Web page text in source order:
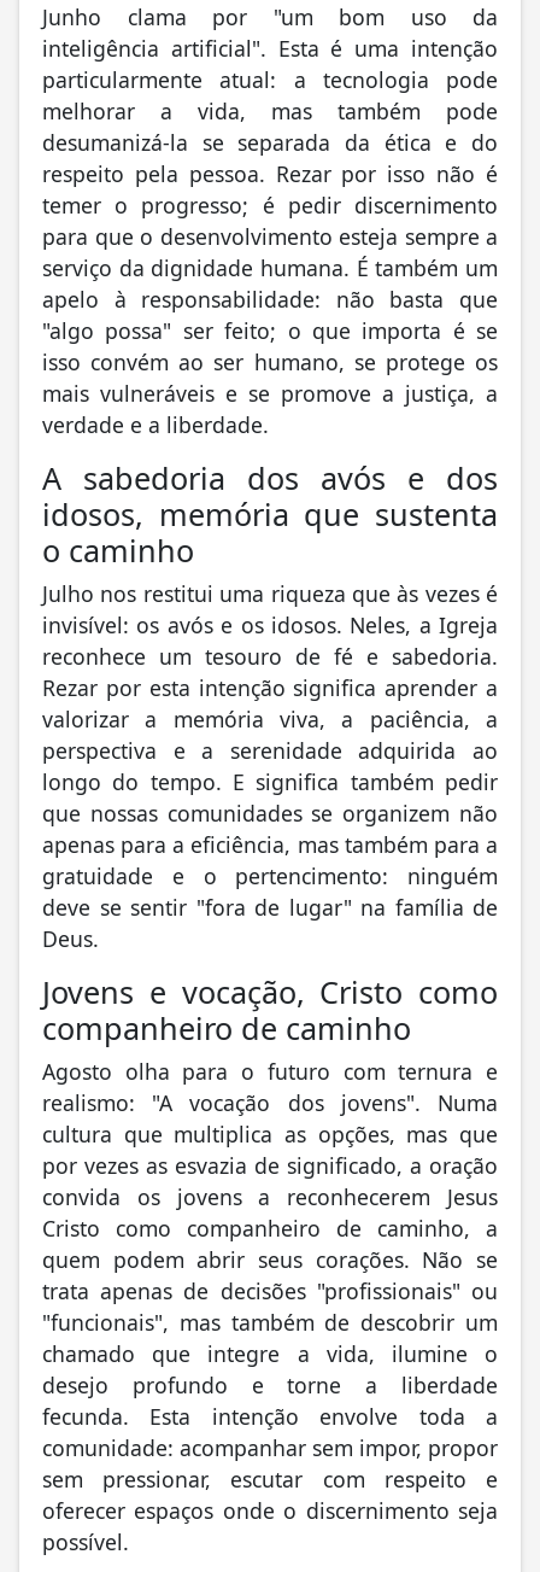
Junho clama por "um bom uso da
inteligência artificial". Esta é uma intenção
particularmente atual: a tecnologia pode
melhorar a vida, mas também pode
desumanizá-la se separada da ética e do
respeito pela pessoa. Rezar por isso não é
temer o progresso; é pedir discernimento
para que o desenvolvimento esteja sempre a
serviço da dignidade humana. É também um
apelo à responsabilidade: não basta que
"algo possa" ser feito; o que importa é se
isso convém ao ser humano, se protege os
mais vulneráveis ​​e se promove a justiça, a
verdade e a liberdade.
A sabedoria dos avós e dos
idosos, memória que sustenta
o caminho
Julho nos restitui uma riqueza que às vezes é
invisível: os avós e os idosos. Neles, a Igreja
reconhece um tesouro de fé e sabedoria.
Rezar por esta intenção significa aprender a
valorizar a memória viva, a paciência, a
perspectiva e a serenidade adquirida ao
longo do tempo. E significa também pedir
que nossas comunidades se organizem não
apenas para a eficiência, mas também para a
gratuidade e o pertencimento: ninguém
deve se sentir "fora de lugar" na família de
Deus.
Jovens e vocação, Cristo como
companheiro de caminho
Agosto olha para o futuro com ternura e
realismo: "A vocação dos jovens". Numa
cultura que multiplica as opções, mas que
por vezes as esvazia de significado, a oração
convida os jovens a reconhecerem Jesus
Cristo como companheiro de caminho, a
quem podem abrir seus corações. Não se
trata apenas de decisões "profissionais" ou
"funcionais", mas também de descobrir um
chamado que integre a vida, ilumine o
desejo profundo e torne a liberdade
fecunda. Esta intenção envolve toda a
comunidade: acompanhar sem impor, propor
sem pressionar, escutar com respeito e
oferecer espaços onde o discernimento seja
possível.